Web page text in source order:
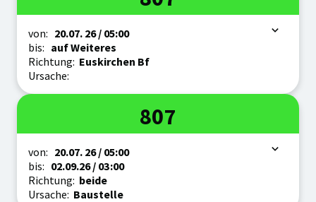
Zeitraum
von: 20.07. 26/ 05:00
bis: auf Weiteres
Richtung: Euskirchen Bf
Ursache:
Linie
807
Zeitraum
von: 20.07. 26/ 05:00
bis: 02.09.26/ 03:00
Richtung: beide
Ursache: Baustelle